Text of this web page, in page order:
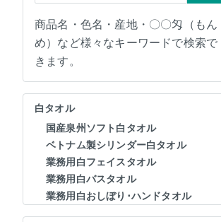
商品名・色名・産地・〇〇匁（もん
め）など様々なキーワードで検索で
きます。
白タオル
国産泉州ソフト白タオル
ベトナム製シリンダー白タオル
業務用白フェイスタオル
業務用白バスタオル
業務用白おしぼり･ハンドタオル